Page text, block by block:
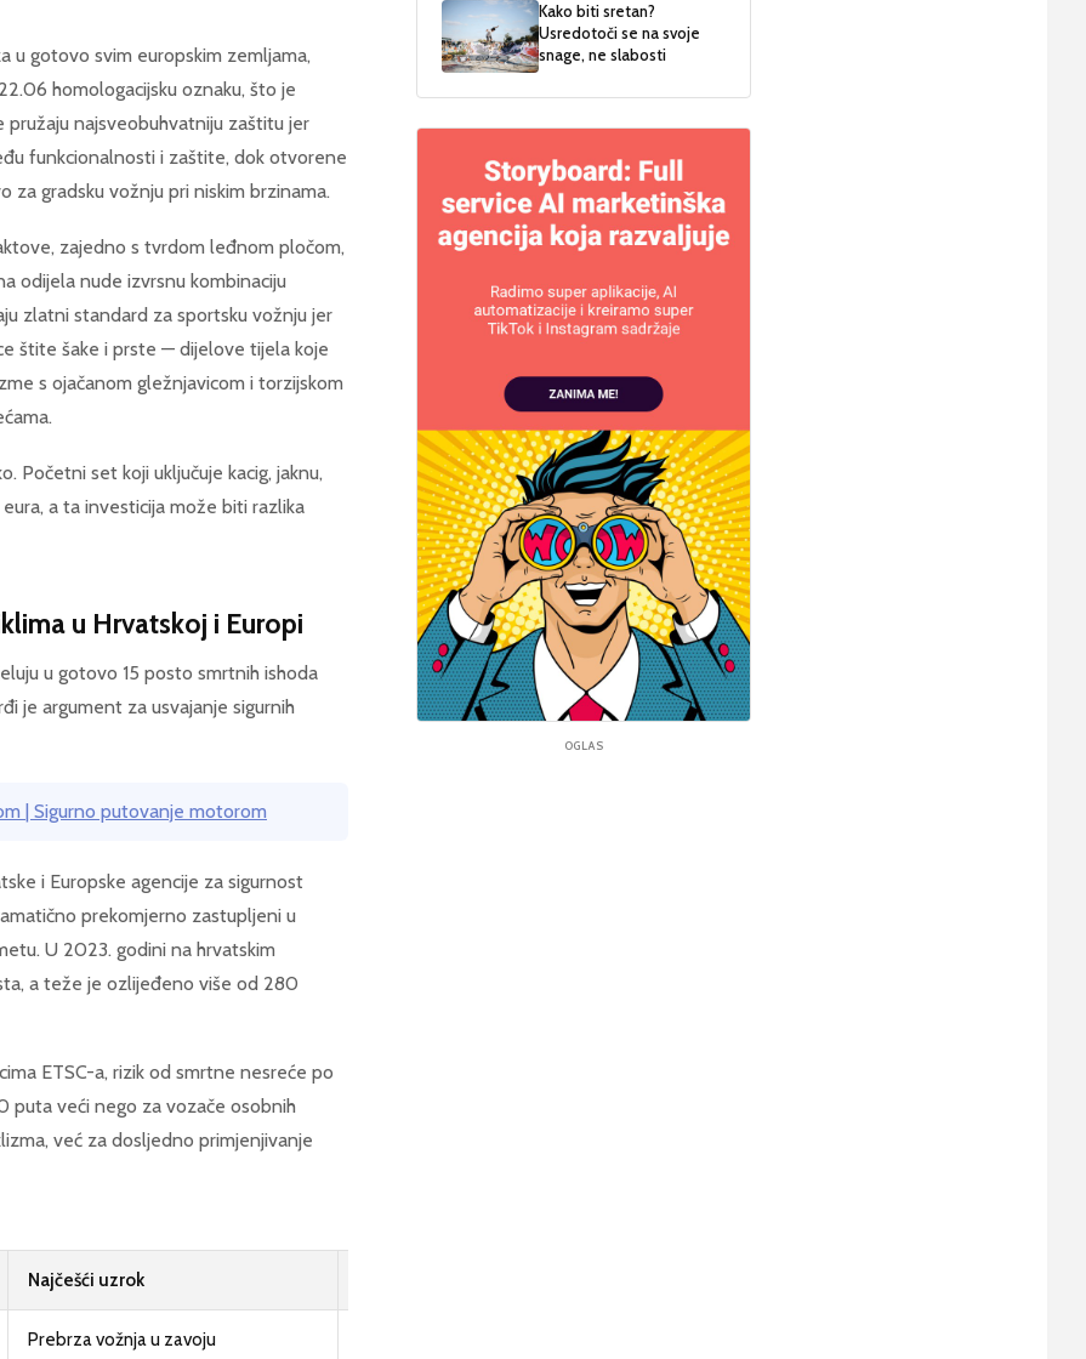
u gotovo svim europskim zemljama,
homologacijsku oznaku, što je
najsveobuhvatniju zaštitu jer
funkcionalnosti i zaštite, dok otvorene
za gradsku vožnju pri niskim brzinama.
zajedno s tvrdom leđnom pločom,
odijela nude izvrsnu kombinaciju
zlatni standard za sportsku vožnju jer
štite šake i prste — dijelove tijela koje
s ojačanom gležnjavicom i torzijskom
Početni set koji uključuje kacig, jaknu,
a ta investicija može biti razlika
u Hrvatskoj i Europi
u gotovo 15 posto smrtnih ishoda
je argument za usvajanje sigurnih
| Sigurno putovanje motorom
i Europske agencije za sigurnost
prekomjerno zastupljeni u
U 2023. godini na hrvatskim
a teže je ozlijeđeno više od 280
ETSC-a, rizik od smrtne nesreće po
veći nego za vozače osobnih
već za dosljedno primjenjivanje
Najčešći uzrok
Prebrza vožnja u zavoju
Kako biti sretan?
Usredotoči se na svoje
snage, ne slabosti
OGLAS